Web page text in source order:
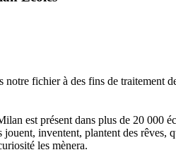
fichier à des fins de traitement
est présent dans plus de 20 000
inventent, plantent des rêves,
les mènera.